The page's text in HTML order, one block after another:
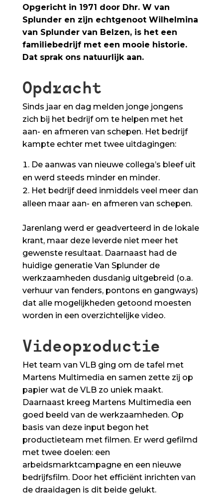
Opgericht in 1971 door Dhr. W van
Splunder en zijn echtgenoot Wilhelmina
van Splunder van Belzen, is het een
familiebedrijf met een mooie historie.
Dat sprak ons natuurlijk aan.
Opdracht
Sinds jaar en dag melden jonge jongens
zich bij het bedrijf om te helpen met het
aan- en afmeren van schepen. Het bedrijf
kampte echter met twee uitdagingen:
De aanwas van nieuwe collega’s bleef uit
en werd steeds minder en minder.
Het bedrijf deed inmiddels veel meer dan
alleen maar aan- en afmeren van schepen.
Jarenlang werd er geadverteerd in de lokale
krant, maar deze leverde niet meer het
gewenste resultaat. Daarnaast had de
huidige generatie Van Splunder de
werkzaamheden dusdanig uitgebreid (o.a.
verhuur van fenders, pontons en gangways)
dat alle mogelijkheden getoond moesten
worden in een overzichtelijke video.
Videoproductie
Het team van VLB ging om de tafel met
Martens Multimedia en samen zette zij op
papier wat de VLB zo uniek maakt.
Daarnaast kreeg Martens Multimedia een
goed beeld van de werkzaamheden. Op
basis van deze input begon het
productieteam met filmen. Er werd gefilmd
met twee doelen: een
arbeidsmarktcampagne en een nieuwe
bedrijfsfilm. Door het efficiënt inrichten van
de draaidagen is dit beide gelukt.